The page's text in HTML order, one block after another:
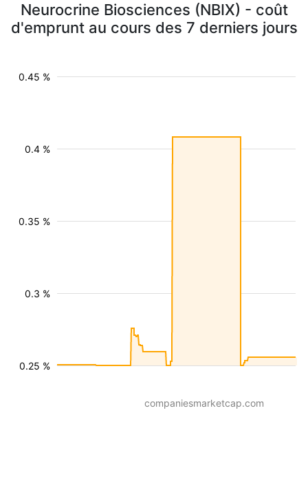
Neurocrine Biosciences (NBIX) - coût
d'emprunt au cours des 7 derniers jours
0.25 %
0.3 %
0.35 %
0.4 %
0.45 %
companiesmarketcap.com